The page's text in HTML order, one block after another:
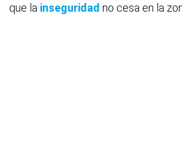
que la inseguridad no cesa en la